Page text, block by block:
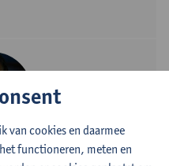
van cookies en daarmee
functioneren, meten en